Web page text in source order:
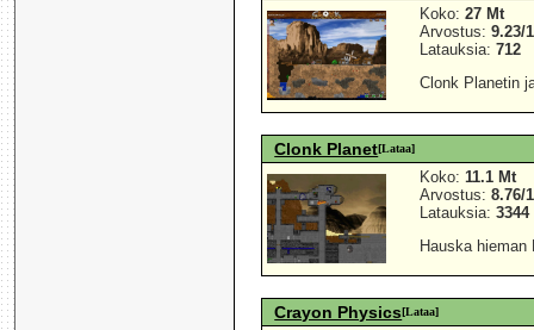
Koko:27 Mt
Arvostus:9.23/
Latauksia:712
Clonk Planetin
Clonk Planet[Lataa]
Koko:11.1 Mt
Arvostus:8.76/
Latauksia:3344
Hauska
Crayon Physics[Lataa]